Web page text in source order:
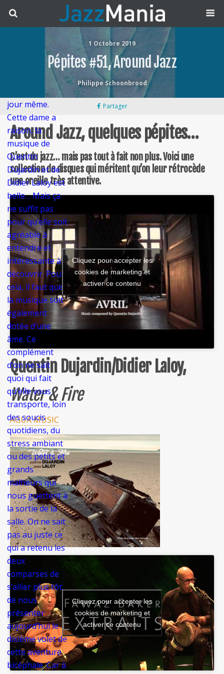
1 Octobre 2019
Pépites #51, Around Jazz
Philippe Schoonbrood
Partager
Around Jazz, quelques pépites…
C’est du jazz… mais pas tout à fait non plus. Voici une
collection de disques qui méritent qu’on leur rétrocède
une oreille très attentive.
Cliquez pour accepter les
cookies de marketing et
activer ce contenu
Quentin Dujardin/Didier Laloy,
Water & Fire
AGUA MUSIC
tout juste de
démarrer la
Water & Fire »,
du nom de ce
cédé sorti de
pressage le
jour même.
Cette dame a
raison, la
musique de
Quentin
Dujardin et de
Didier Laloy est
belle… Mais ça
ne suffit pas
pour qu’elle soit
agréable à
entendre et
intéressante à
découvrir. Pour
cela, il faut que
la musique soit
également
dotée d’une
âme. Ce
complément
d’on ne sait
quoi qui fait
qu’elle vous
transporte, loin
des soucis
quotidiens, du
stress ambiant
ou des petits et
grands
malheurs qui
nous guettent à
la sortie de la
salle. On ne sait
pas au juste ce
qui a retenu les
deux
comparses de
s’allier plus tôt,
de nous
présenter
aujourd’hui le
dixième volet de
cette aventure
bicéphale. Car à
Cliquez pour accepter les
cookies de marketing et
activer ce contenu